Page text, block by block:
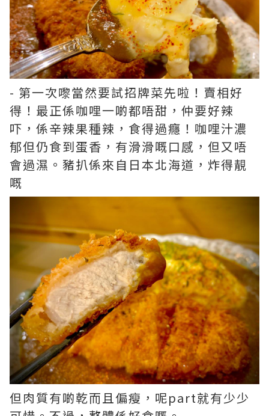
- 第一次嚟當然要試招牌菜先啦！賣相好
得！最正係咖哩一啲都唔甜，仲要好辣
吓，係辛辣果種辣，食得過癮！咖哩汁濃
郁但仍食到蛋香，有滑滑嘅口感，但又唔
會過濕。豬扒係來自日本北海道，炸得靚
嘅
但肉質有啲乾而且偏瘦，呢part就有少少